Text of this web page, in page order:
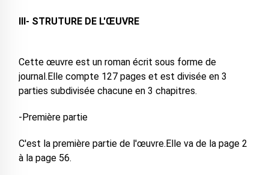
III- STRUTURE DE L'ŒUVRE
Cette œuvre est un roman écrit sous forme de
journal.Elle compte 127 pages et est divisée en 3
parties subdivisée chacune en 3 chapitres.
-Première partie
C'est la première partie de l'œuvre.Elle va de la page 2
à la page 56.